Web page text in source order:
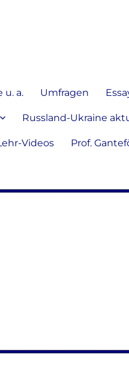
u. a. Umfragen
Russland-Ukraine
Videos Prof.